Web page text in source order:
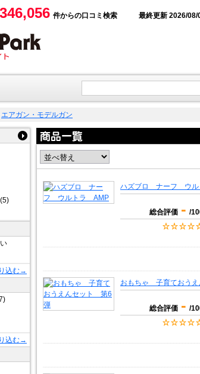
件からの口コミ検索 最終更新 2026/
エアガン・モデルガン
込む→
込む→
ハズブロ ナーフ ウ
総合評価 - /
おもちゃ 子育ておう
総合評価 - /